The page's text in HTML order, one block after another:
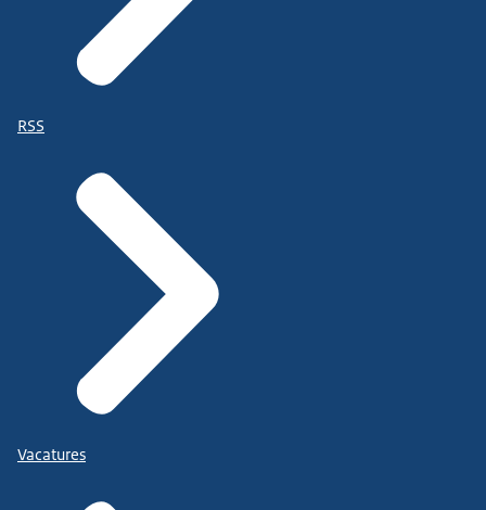
RSS
Vacatures